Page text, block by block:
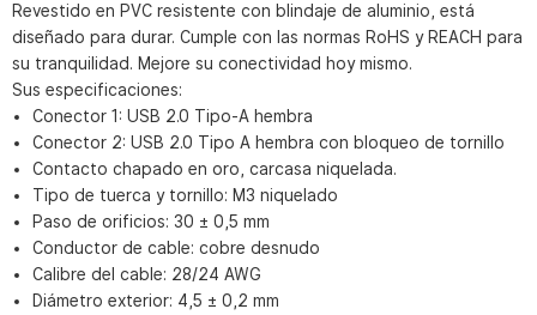
Revestido en PVC resistente con blindaje de aluminio, está
diseñado para durar. Cumple con las normas RoHS y REACH para
su tranquilidad. Mejore su conectividad hoy mismo.
Sus especificaciones:
Conector 1: USB 2.0 Tipo-A hembra
Conector 2: USB 2.0 Tipo A hembra con bloqueo de tornillo
Contacto chapado en oro, carcasa niquelada.
Tipo de tuerca y tornillo: M3 niquelado
Paso de orificios: 30 ± 0,5 mm
Conductor de cable: cobre desnudo
Calibre del cable: 28/24 AWG
Diámetro exterior: 4,5 ± 0,2 mm